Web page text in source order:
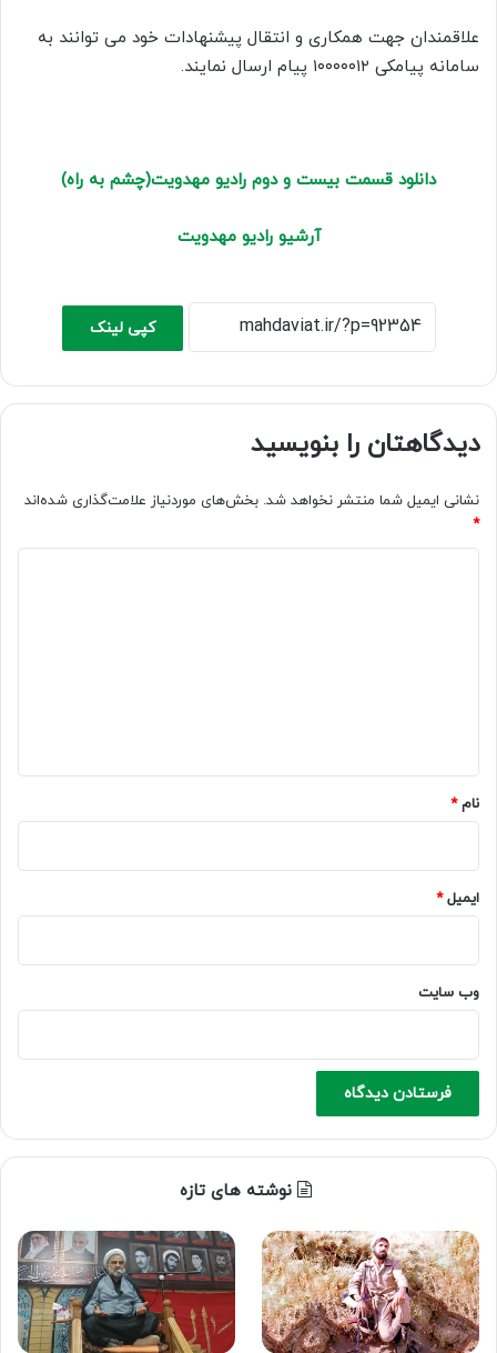
علاقمندان جهت همکاری و انتقال پیشنهادات خود می توانند به
سامانه پیامکی ۱۰۰۰۰۰۱۲ پیام ارسال نمایند.
دانلود قسمت بیست و دوم رادیو مهدویت(چشم به راه)
آرشیو رادیو مهدویت
کپی لینک
دیدگاهتان را بنویسید
نشانی ایمیل شما منتشر نخواهد شد. بخش‌های موردنیاز علامت‌گذاری شده‌اند
*
نام*
ایمیل*
وب‌ سایت
نوشته های تازه